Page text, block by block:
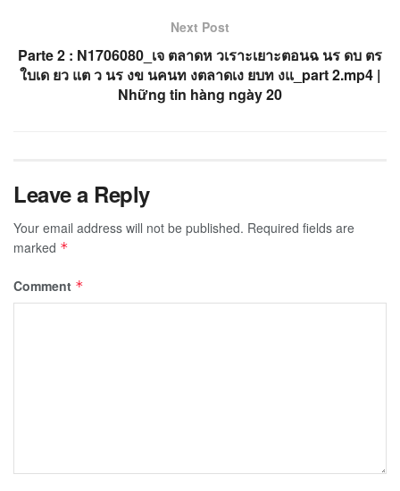
Next Post
Parte 2 : N1706080_เจ ตลาดห วเราะเยาะตอนฉ นร ดบ ตร
ใบเด ยว แต ว นร งข นคนท งตลาดเง ยบท งแ_part 2.mp4 |
Những tin hàng ngày 20
Leave a Reply
Your email address will not be published. Required fields are
marked *
Comment *